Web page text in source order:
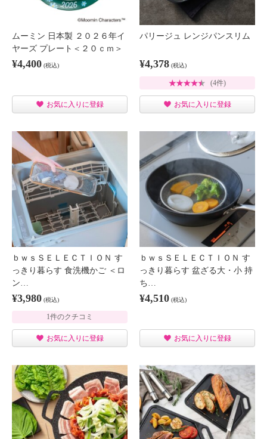
ムーミン 日本製 ２０２６年イ
ヤーズ プレート＜２０ｃｍ＞
¥4,400 (税込)
お気に入りに登録
パリージュ レンジパンスリム
¥4,378 (税込)
(4件)
お気に入りに登録
ｂｗｓＳＥＬＥＣＴＩＯＮ す
っきり暮らす 食洗機かご ＜ロ
ン…
¥3,980 (税込)
1件のクチコミ
お気に入りに登録
ｂｗｓＳＥＬＥＣＴＩＯＮ す
っきり暮らす 盆ざる大・小 持
ち…
¥4,510 (税込)
お気に入りに登録